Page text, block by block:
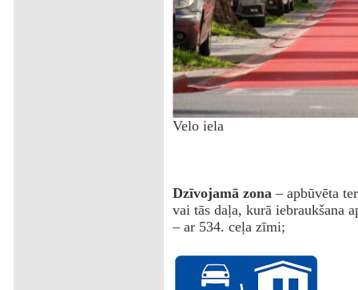
‌Velo iela
Dzīvojamā zona – apbūvēta
vai tās daļa, kurā iebraukšana
– ar 534. ceļa zīmi;